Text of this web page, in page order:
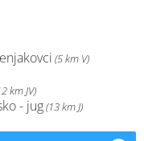
(5 km V)
km JV)
- jug(13 km J)